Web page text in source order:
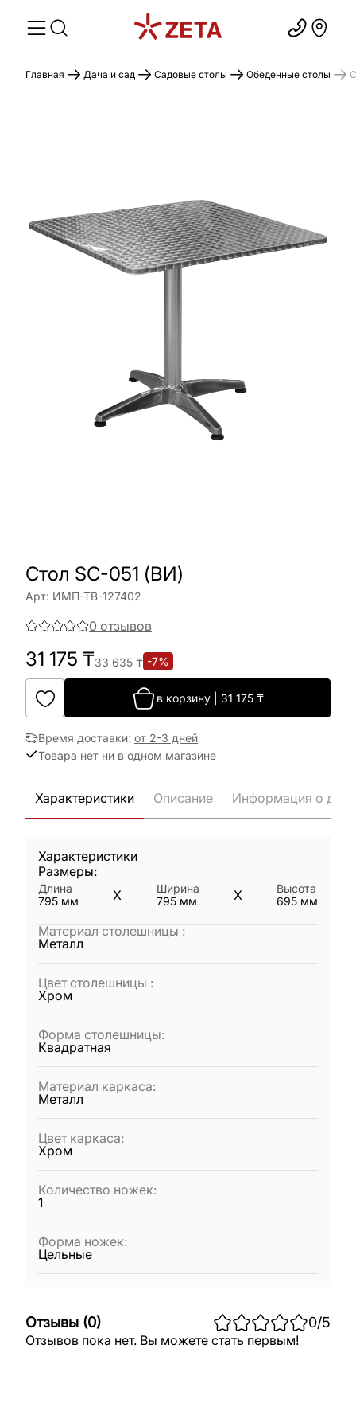
Главная Дача и сад Садовые столы Обеденные столы
Cтол SC-051 (ВИ)
Арт: ИМП-ТВ-127402
0 отзывов
31 175 ₸33 635₸ -7%
в корзину 31 175 ₸
Время доставки: от 2-3 дней
Товара нет ни в одном магазине
Характеристики Описание Информация о
Характеристики
Размеры:
Длина
795 мм X
Ширина
795 мм X
Высота
695 мм
Материал столешницы :
Металл
Цвет столешницы :
Хром
Форма столешницы:
Квадратная
Материал каркаса:
Металл
Цвет каркаса:
Хром
Количество ножек:
1
Форма ножек:
Цельные
Отзывы (0) 0/5
Отзывов пока нет. Вы можете стать первым!